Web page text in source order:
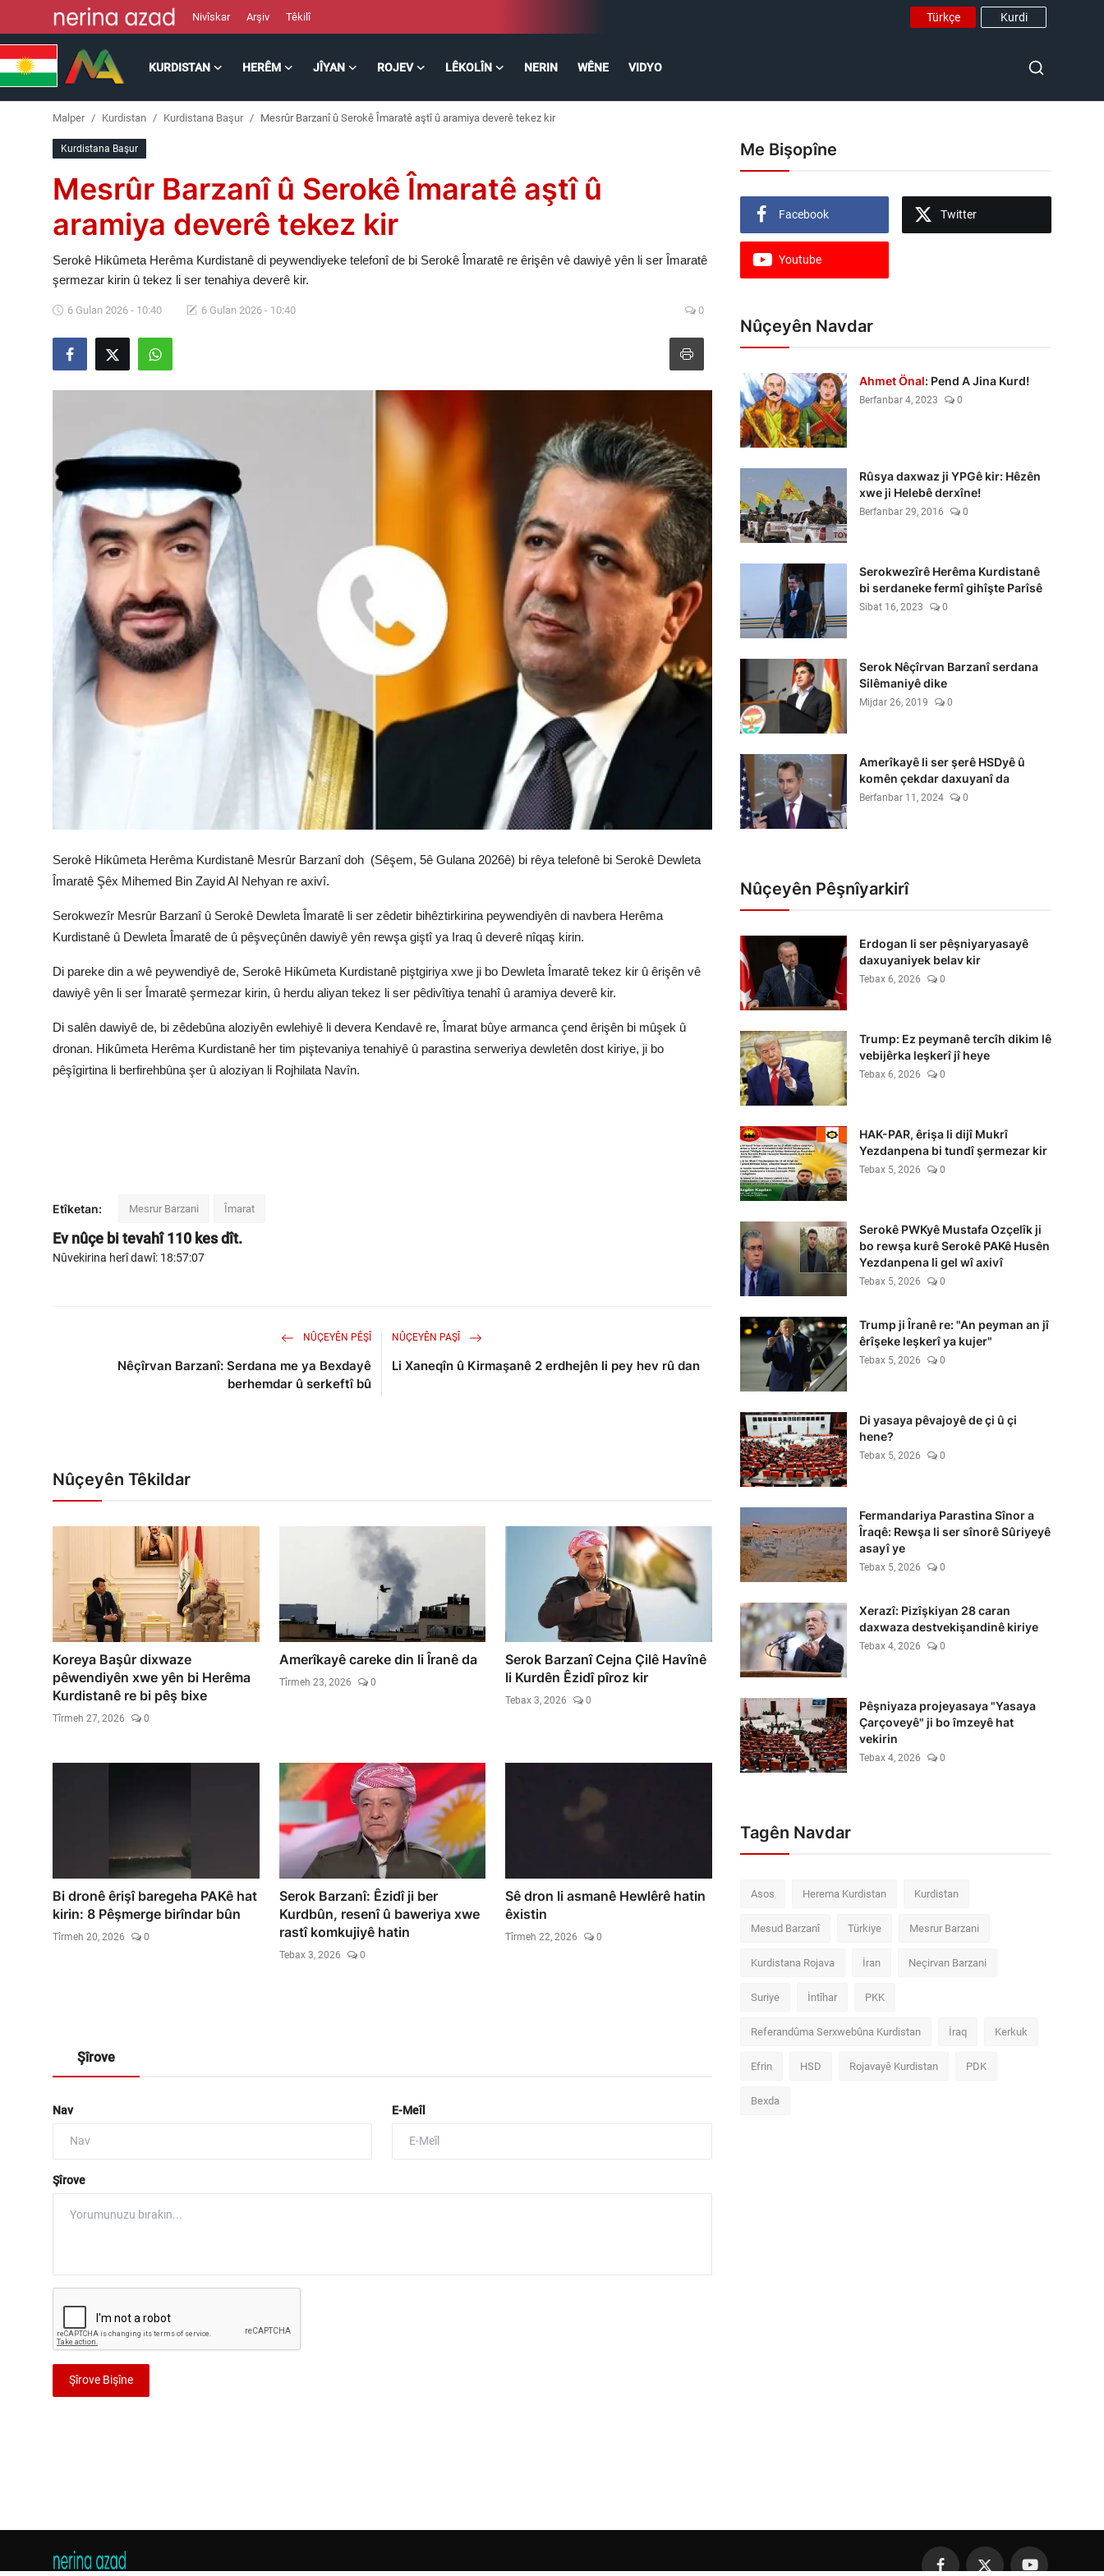
Nivîskar Arşiv Têkilî Türkçe Kurdi
KURDISTAN HERÊM JÎYAN ROJEV LÊKOLÎN NERIN WÊNE VIDYO
Lêkolîn
Kurdi
Malper Kurdistan Kurdistana Başur Mesrûr Barzanî û Serokê Îmaratê aştî û aramiya deverê tekez kir
Kurdistana Başur
Mesrûr Barzanî û Serokê Îmaratê aştî û
aramiya deverê tekez kir
Serokê Hikûmeta Herêma Kurdistanê di peywendiyeke telefonî de bi Serokê Îmaratê re êrişên vê dawiyê yên li ser Îmaratê
şermezar kirin û tekez li ser tenahiya deverê kir.
6 Gulan 2026 - 10:40 6 Gulan 2026 - 10:40 0
Serokê Hikûmeta Herêma Kurdistanê Mesrûr Barzanî doh (Sêşem, 5ê Gulana 2026ê) bi rêya telefonê bi Serokê Dewleta
Îmaratê Şêx Mihemed Bin Zayid Al Nehyan re axivî.
Serokwezîr Mesrûr Barzanî û Serokê Dewleta Îmaratê li ser zêdetir bihêztirkirina peywendiyên di navbera Herêma
Kurdistanê û Dewleta Îmaratê de û pêşveçûnên dawiyê yên rewşa giştî ya Iraq û deverê nîqaş kirin.
Di pareke din a wê peywendiyê de, Serokê Hikûmeta Kurdistanê piştgiriya xwe ji bo Dewleta Îmaratê tekez kir û êrişên vê
dawiyê yên li ser Îmaratê şermezar kirin, û herdu aliyan tekez li ser pêdivîtiya tenahî û aramiya deverê kir.
Di salên dawiyê de, bi zêdebûna aloziyên ewlehiyê li devera Kendavê re, Îmarat bûye armanca çend êrişên bi mûşek û
dronan. Hikûmeta Herêma Kurdistanê her tim piştevaniya tenahiyê û parastina serweriya dewletên dost kiriye, ji bo
pêşîgirtina li berfirehbûna şer û aloziyan li Rojhilata Navîn.
Etîketan: Mesrur Barzani Îmarat
Ev nûçe bi tevahî110 kes dît.
Nûvekirina herî dawî: 18:57:07
NÛÇEYÊN PÊŞÎ
Nêçîrvan Barzanî: Serdana me ya Bexdayê
berhemdar û serkeftî bû
NÛÇEYÊN PAŞÎ
Li Xaneqîn û Kirmaşanê 2 erdhejên li pey hev rû dan
Nûçeyên Têkildar
Koreya Başûr dixwaze
pêwendiyên xwe yên bi Herêma
Kurdistanê re bi pêş bixe
Tîrmeh 27, 2026 0
Amerîkayê careke din li Îranê da
Tîrmeh 23, 2026 0
Serok Barzanî Cejna Çilê Havînê
li Kurdên Êzidî pîroz kir
Tebax 3, 2026 0
Bi dronê êrişî baregeha PAKê hat
kirin: 8 Pêşmerge birîndar bûn
Tîrmeh 20, 2026 0
Serok Barzanî: Êzidî ji ber
Kurdbûn, resenî û baweriya xwe
rastî komkujiyê hatin
Tebax 3, 2026 0
Sê dron li asmanê Hewlêrê hatin
êxistin
Tîrmeh 22, 2026 0
Şîrove
Nav E-Meîl
Şîrove
Şîrove Bişîne
Me Bişopîne
Facebook Twitter
Youtube
Nûçeyên Navdar
Ahmet Önal: Pend A Jina Kurd!
Berfanbar 4, 2023 0
Rûsya daxwaz ji YPGê kir: Hêzên
xwe ji Helebê derxîne!
Berfanbar 29, 2016 0
Serokwezîrê Herêma Kurdistanê
bi serdaneke fermî gihîşte Parîsê
Sibat 16, 2023 0
Serok Nêçîrvan Barzanî serdana
Silêmaniyê dike
Mijdar 26, 2019 0
Amerîkayê li ser şerê HSDyê û
komên çekdar daxuyanî da
Berfanbar 11, 2024 0
Nûçeyên Pêşnîyarkirî
Erdogan li ser pêşniyaryasayê
daxuyaniyek belav kir
Tebax 6, 2026 0
Trump: Ez peymanê tercîh dikim lê
vebijêrka leşkerî jî heye
Tebax 6, 2026 0
HAK-PAR, êrişa li dijî Mukrî
Yezdanpena bi tundî şermezar kir
Tebax 5, 2026 0
Serokê PWKyê Mustafa Ozçelîk ji
bo rewşa kurê Serokê PAKê Husên
Yezdanpena li gel wî axivî
Tebax 5, 2026 0
Trump ji Îranê re: "An peyman an jî
êrîşeke leşkerî ya kujer"
Tebax 5, 2026 0
Di yasaya pêvajoyê de çi û çi
hene?
Tebax 5, 2026 0
Fermandariya Parastina Sînor a
Îraqê: Rewşa li ser sînorê Sûriyeyê
asayî ye
Tebax 5, 2026 0
Xerazî: Pizîşkiyan 28 caran
daxwaza destvekişandinê kiriye
Tebax 4, 2026 0
Pêşniyaza projeyasaya "Yasaya
Çarçoveyê" ji bo îmzeyê hat
vekirin
Tebax 4, 2026 0
Tagên Navdar
Asos Herema Kurdistan Kurdistan
Mesud Barzanî Türkiye Mesrur Barzani
Kurdistana Rojava İran Neçirvan Barzani
Suriye İntîhar PKK
Referandûma Serxwebûna Kurdistan İraq Kerkuk
Efrin HSD Rojavayê Kurdistan PDK
Bexda